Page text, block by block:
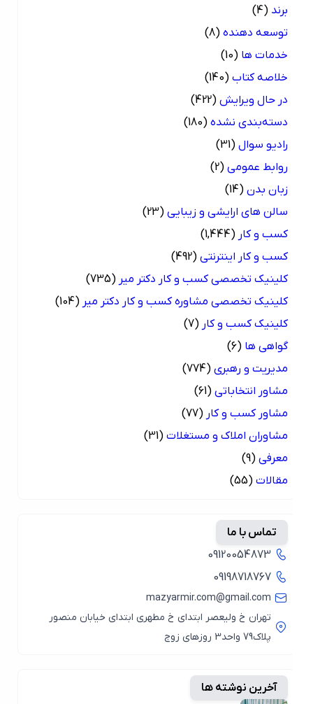
(4)
توسعه دهنده (8)
خدمات ها (10)
خلاصه کتاب (140)
در حال ویرایش (422)
دسته‌بندی نشده (180)
رادیو سوال (31)
روابط عمومی (2)
زبان بدن (14)
سالن های ارایشی و زیبایی (23)
کسب و کار (1,444)
کسب و کار اینترنتی (492)
کلینیک تخصصی کسب و کار دکتر میر (735)
کلینیک تخصصی مشاوره کسب و کار دکتر میر (104)
کلینیک کسب و کار (7)
گواهی ها (6)
مدیریت و رهبری (774)
مشاور انتخاباتی (61)
مشاور کسب و کار (77)
مشاوران املاک و مستغلات (31)
معرفی (9)
مقالات (55)
تماس با ما
09120054873
09198718767
mazyarmir.com@gmail.com
تهران خ ولیعصر ابتدای خ مطهری ابتدای خیابان منصور
آخرین نوشته ها